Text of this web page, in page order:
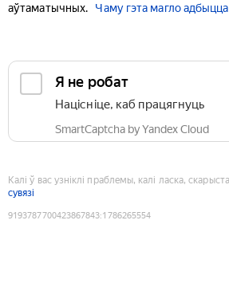
аўтаматычных.
Чаму гэта магло
Я не робат
Націсніце, каб працягнуць
SmartCaptcha by Yandex Cloud
Калі ў вас узніклі праблемы, калі ласка,
сувязі
9193787700423867843:1786265554